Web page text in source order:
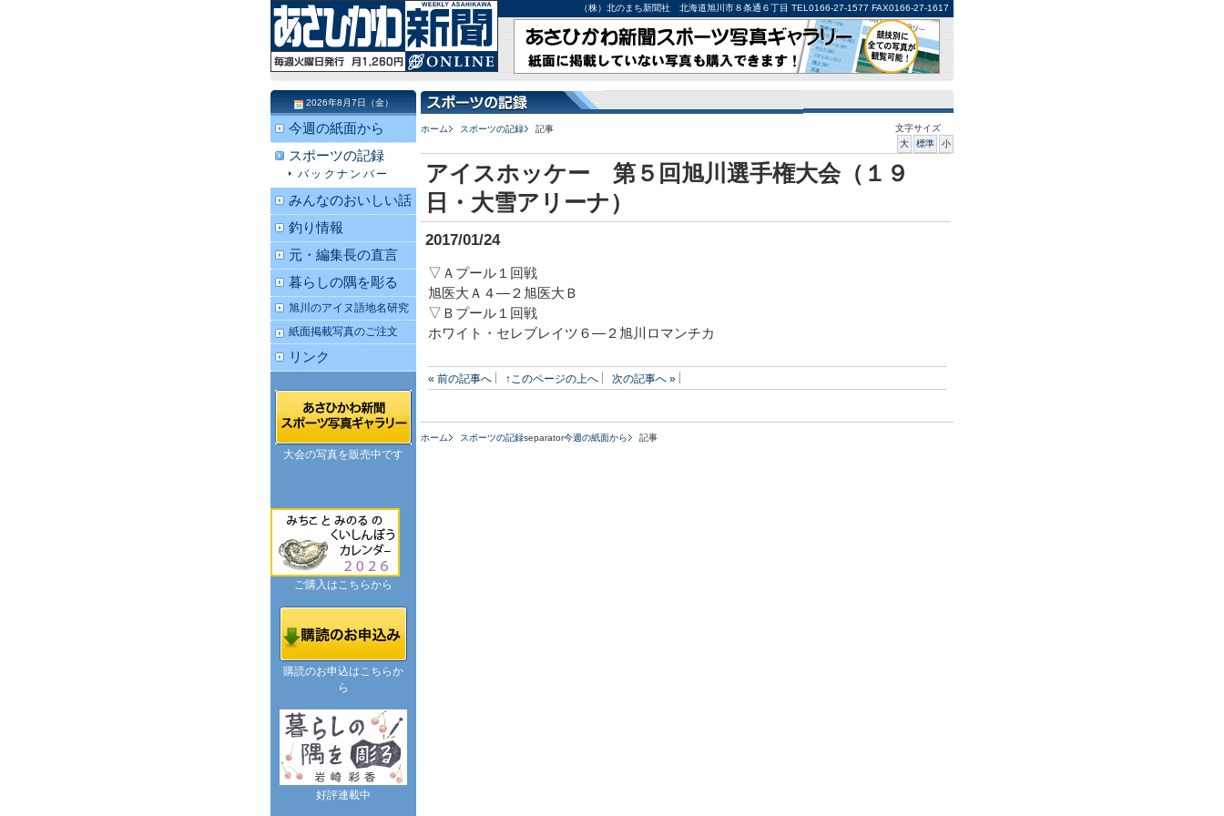
（株）北のまち新聞社 北海道旭川市８条通６丁目 TEL0166-27-1577 FAX0166-27-1617
ホーム スポーツの記録 記事
文字サイズ
大
標準 小
アイスホッケー 第５回旭川選手権大会（１９
日・大雪アリーナ）
2017/01/24
▽Ａプール１回戦
旭医大Ａ４―２旭医大Ｂ
▽Ｂプール１回戦
ホワイト・セレブレイツ６―２旭川ロマンチカ
« 前の記事へ ↑このページの上へ 次の記事へ »
ホーム スポーツの記録separator今週の紙面から 記事
2026年8月7日（金）
今週の紙面から
スポーツの記録
バックナンバー
みんなのおいしい話
釣り情報
元・編集長の直言
暮らしの隅を彫る
旭川のアイヌ語地名研究
紙面掲載写真のご注文
リンク
大会の写真を販売中です
ご購入はこちらから
購読のお申込はこちらか
ら
好評連載中